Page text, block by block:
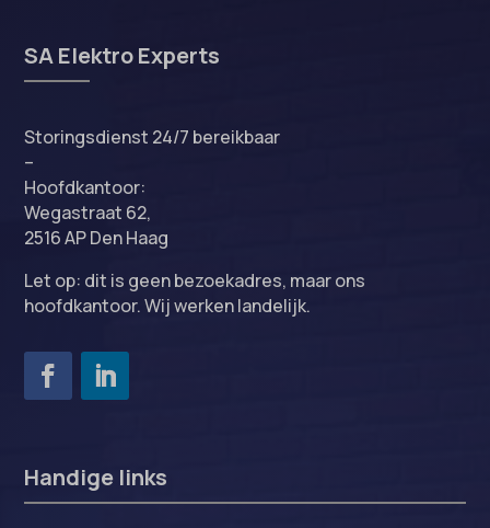
SA Elektro Experts
Storingsdienst 24/7 bereikbaar
–
Hoofdkantoor:
Wegastraat 62,
2516 AP Den Haag
Let op: dit is geen bezoekadres, maar ons
hoofdkantoor. Wij werken landelijk.
Handige links